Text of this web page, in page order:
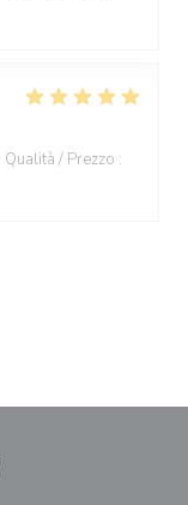
Qualità / Prezzo :